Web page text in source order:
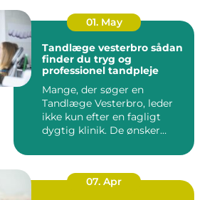
01. May
Tandlæge vesterbro sådan
finder du tryg og
professionel tandpleje
Mange, der søger en
Tandlæge Vesterbro, leder
ikke kun efter en fagligt
dygtig klinik. De ønsker
07. Apr